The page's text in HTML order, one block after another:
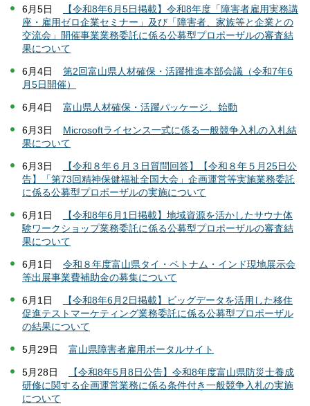
6月5日
【令和8年6月5日掲載】令和8年度「障害者雇用実務講
座・雇用ゼロ企業セミナー」及び「障害者、家族等と企業との
交流会」開催事業業務委託に係る公募型プロポーザルの審査結
果について
6月4日
第2回富山県人材確保・活躍推進本部会議（令和7年6
月5日開催）
6月4日 富山県人材確保・活躍パッケージ、始動
6月3日
Microsoftライセンス一式に係る一般競争入札の入札結
果について
6月3日
【令和８年６月３日質問回答】【令和８年５月25日公
告】「第73回精神保健福祉全国大会」企画運営等実施業務委託
に係る公募型プロポーザルの実施について
6月1日
【令和8年6月1日掲載】地域資源を活かしたサウナ体
験ワークショップ業務委託に係る公募型プロポーザルの審査結
果について
6月1日
令和８年度富山県タイ・ベトナム・インド現地展示会
等出展事業費補助金の募集について
6月1日
【令和8年6月2日掲載】ビッグデータを活用した移住
促進テストマーケティング業務委託に係る公募型プロポーザル
の結果について
5月29日 富山県障害者雇用ポータルサイト
5月28日
【令和8年5月8日公告】令和8年度富山県防災士養成
研修に関する企画運営業務に係る条件付き一般競争入札の実施
について